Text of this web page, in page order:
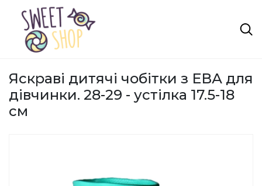
Яскраві дитячі чобітки з ЕВА для
дівчинки. 28-29 - устілка 17.5-18
см